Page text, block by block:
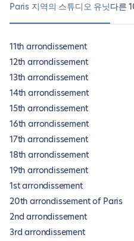
Paris 지역의 스튜디오 유닛다른
11th arrondissement
12th arrondissement
13th arrondissement
14th arrondissement
15th arrondissement
16th arrondissement
17th arrondissement
18th arrondissement
19th arrondissement
1st arrondissement
20th arrondissement of Paris
2nd arrondissement
3rd arrondissement